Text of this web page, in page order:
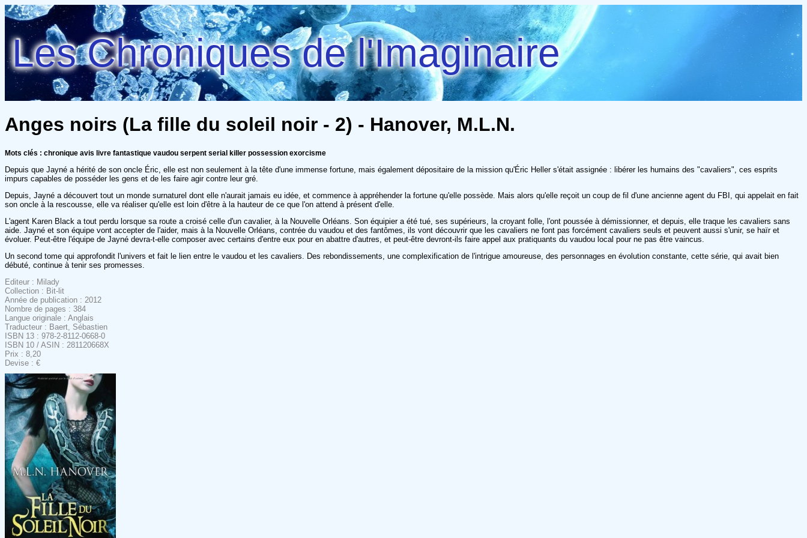
Les Chroniques de l'Imaginaire
Anges noirs (La fille du soleil noir - 2) - Hanover, M.L.N.
Mots clés : chronique avis livre fantastique vaudou serpent serial killer possession exorcisme
Depuis que Jayné a hérité de son oncle Éric, elle est non seulement à la tête d'une immense fortune, mais également dépositaire de la mission qu'Éric Heller s'était assignée : libérer les humains des "cavaliers", ces esprits
impurs capables de posséder les gens et de les faire agir contre leur gré.
Depuis, Jayné a découvert tout un monde surnaturel dont elle n'aurait jamais eu idée, et commence à appréhender la fortune qu'elle possède. Mais alors qu'elle reçoit un coup de fil d'une ancienne agent du FBI, qui appelait en fait
son oncle à la rescousse, elle va réaliser qu'elle est loin d'être à la hauteur de ce que l'on attend à présent d'elle.
L'agent Karen Black a tout perdu lorsque sa route a croisé celle d'un cavalier, à la Nouvelle Orléans. Son équipier a été tué, ses supérieurs, la croyant folle, l'ont poussée à démissionner, et depuis, elle traque les cavaliers sans
aide. Jayné et son équipe vont accepter de l'aider, mais à la Nouvelle Orléans, contrée du vaudou et des fantômes, ils vont découvrir que les cavaliers ne font pas forcément cavaliers seuls et peuvent aussi s'unir, se haïr et
évoluer. Peut-être l'équipe de Jayné devra-t-elle composer avec certains d'entre eux pour en abattre d'autres, et peut-être devront-ils faire appel aux pratiquants du vaudou local pour ne pas être vaincus.
Un second tome qui approfondit l'univers et fait le lien entre le vaudou et les cavaliers. Des rebondissements, une complexification de l'intrigue amoureuse, des personnages en évolution constante, cette série, qui avait bien
débuté, continue à tenir ses promesses.
Editeur : Milady
Collection : Bit-lit
Année de publication : 2012
Nombre de pages : 384
Langue originale : Anglais
Traducteur : Baert, Sébastien
ISBN 13 : 978-2-8112-0668-0
ISBN 10 / ASIN : 281120668X
Prix : 8,20
Devise : €